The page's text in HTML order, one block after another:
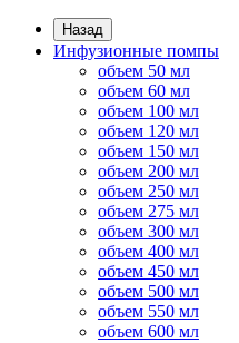
Назад
Инфузионные помпы
объем 50 мл
объем 60 мл
объем 100 мл
объем 120 мл
объем 150 мл
объем 200 мл
объем 250 мл
объем 275 мл
объем 300 мл
объем 400 мл
объем 450 мл
объем 500 мл
объем 550 мл
объем 600 мл